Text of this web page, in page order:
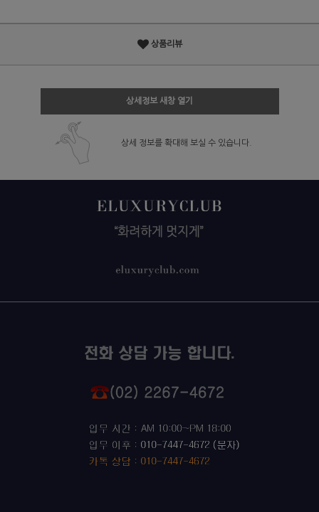
상품리뷰
상세정보 새창 열기
상세 정보를 확대해 보실 수 있습니다.